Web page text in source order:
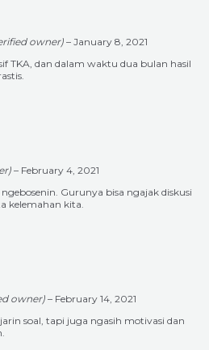
owner)– January 8, 2021
TKA, dan dalam waktu dua bulan hasil
– February 4, 2021
Gurunya bisa ngajak diskusi
kelemahan kita.
owner)– February 14, 2021
soal, tapi juga ngasih motivasi dan